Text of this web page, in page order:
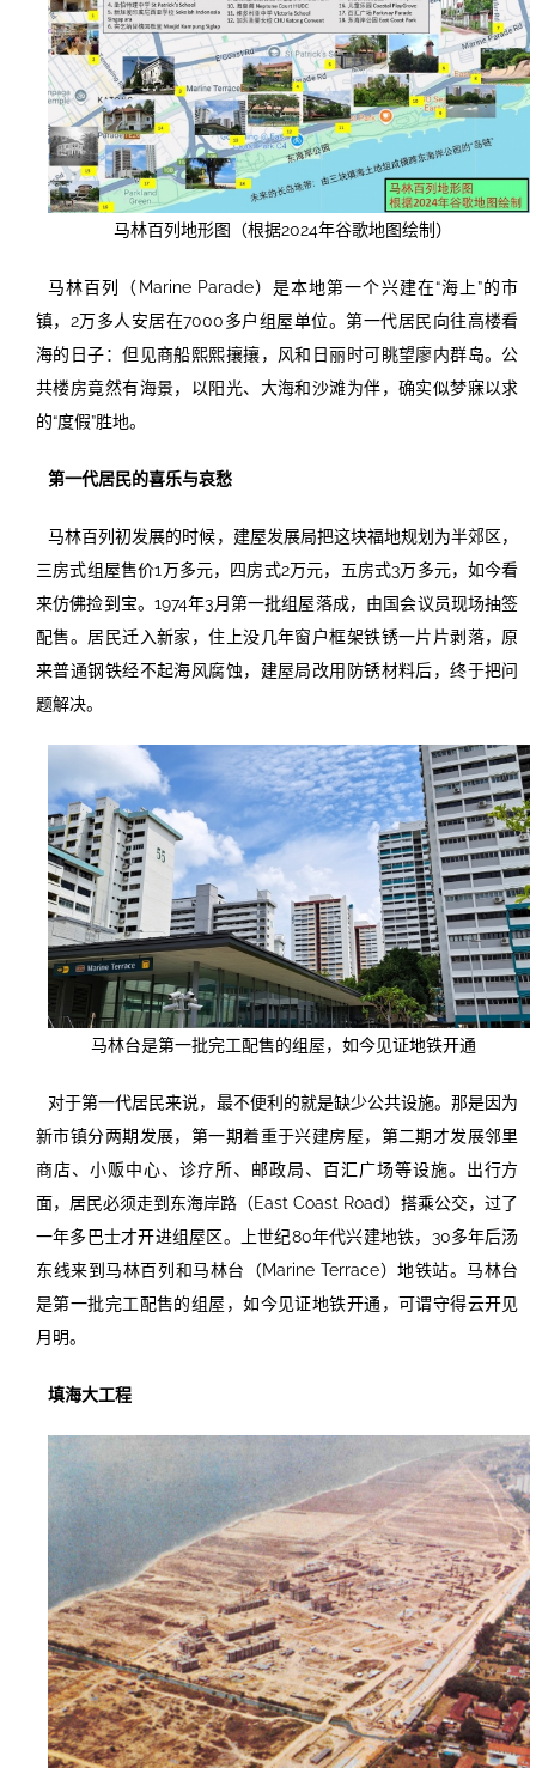
178期
177期
联系我们
马林百列地形图（根据2024年谷歌地图绘制）
马林百列（Marine Parade）是本地第一个兴建在“海上”的市
镇，2万多人安居在7000多户组屋单位。第一代居民向往高楼看
海的日子：但见商船熙熙攘攘，风和日丽时可眺望廖内群岛。公
共楼房竟然有海景，以阳光、大海和沙滩为伴，确实似梦寐以求
的“度假”胜地。
第一代居民的喜乐与哀愁
马林百列初发展的时候，建屋发展局把这块福地规划为半郊区，
三房式组屋售价1万多元，四房式2万元，五房式3万多元，如今看
来仿佛捡到宝。1974年3月第一批组屋落成，由国会议员现场抽签
配售。居民迁入新家，住上没几年窗户框架铁锈一片片剥落，原
来普通钢铁经不起海风腐蚀，建屋局改用防锈材料后，终于把问
题解决。
马林台是第一批完工配售的组屋，如今见证地铁开通
对于第一代居民来说，最不便利的就是缺少公共设施。那是因为
新市镇分两期发展，第一期着重于兴建房屋，第二期才发展邻里
商店、小贩中心、诊疗所、邮政局、百汇广场等设施。出行方
面，居民必须走到东海岸路（East Coast Road）搭乘公交，过了
一年多巴士才开进组屋区。上世纪80年代兴建地铁，30多年后汤
东线来到马林百列和马林台（Marine Terrace）地铁站。马林台
是第一批完工配售的组屋，如今见证地铁开通，可谓守得云开见
月明。
填海大工程